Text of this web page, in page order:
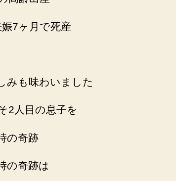
7ヶ月で死産
みも味わいました
2人目の息子を
の奇跡
の奇跡は